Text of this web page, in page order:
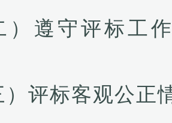
）遵守评标工
）评标客观公正